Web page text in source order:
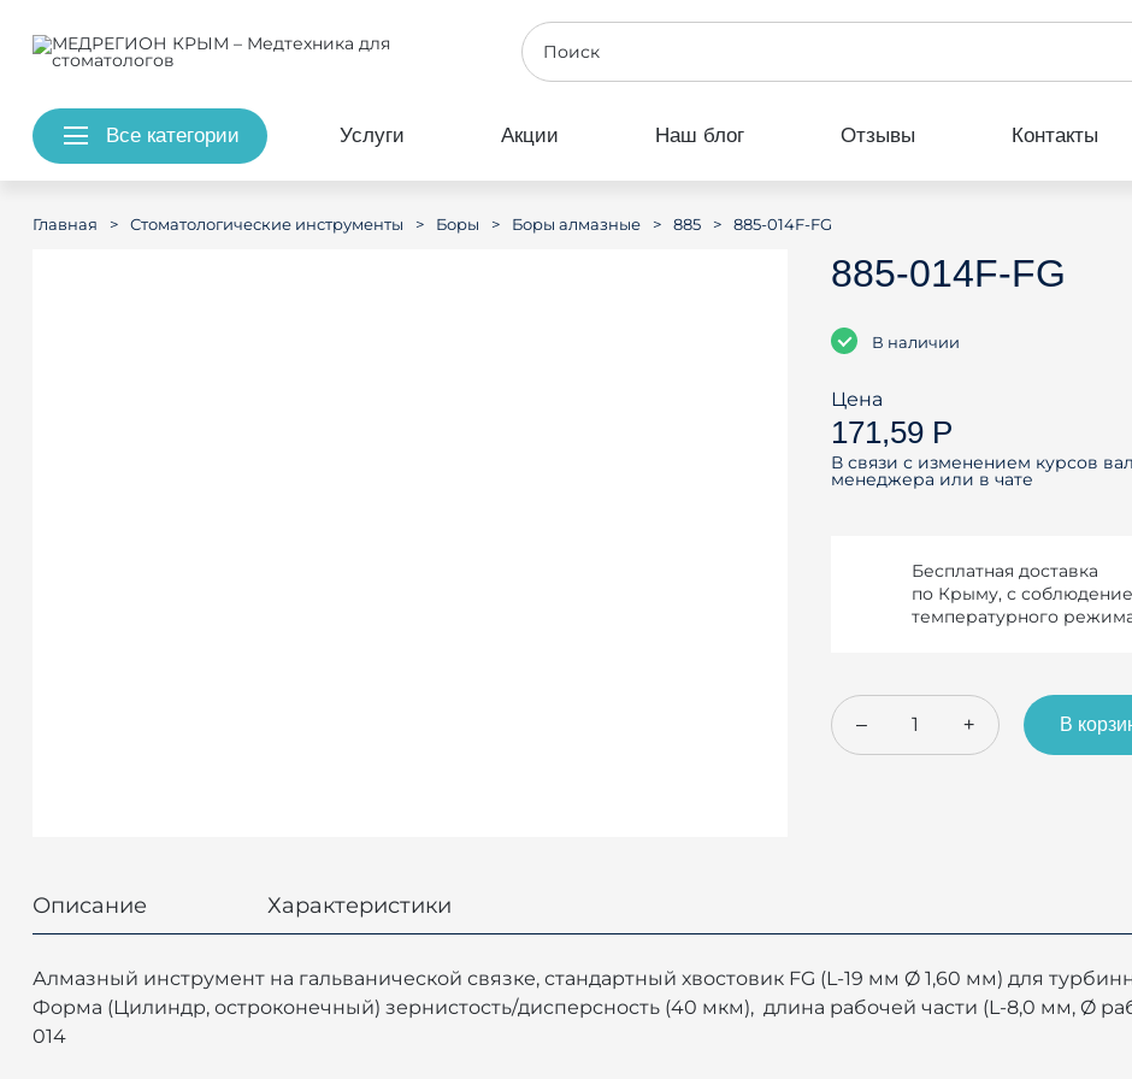
Все категории Услуги Акции Наш блог Отзывы Контакты
Главная > Стоматологические инструменты > Боры > Боры алмазные > 885 > 885-014F-FG
885-014F-FG
В наличии
Цена
171,59 Р
В связи с изменением курсов
менеджера или в чате
Бесплатная доставка
по Крыму, с
температурного
– + В
Описание Характеристики
Алмазный инструмент на гальванической связке, стандартный хвостовик FG (L-19 мм Ø 1,60 мм) для
Форма (Цилиндр, остроконечный) зернистость/дисперсность (40 мкм), длина рабочей части (L-8,0 мм, Ø
014